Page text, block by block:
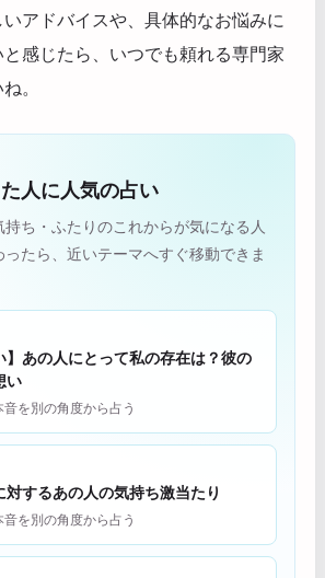
アドバイスや、具体的なお悩みに
感じたら、いつでも頼れる専門家
。
人に人気の占い
ち・ふたりのこれからが気になる人
たら、近いテーマへすぐ移動できま
】あの人にとって私の存在は？彼の
い
を別の角度から占う
するあの人の気持ち激当たり
を別の角度から占う